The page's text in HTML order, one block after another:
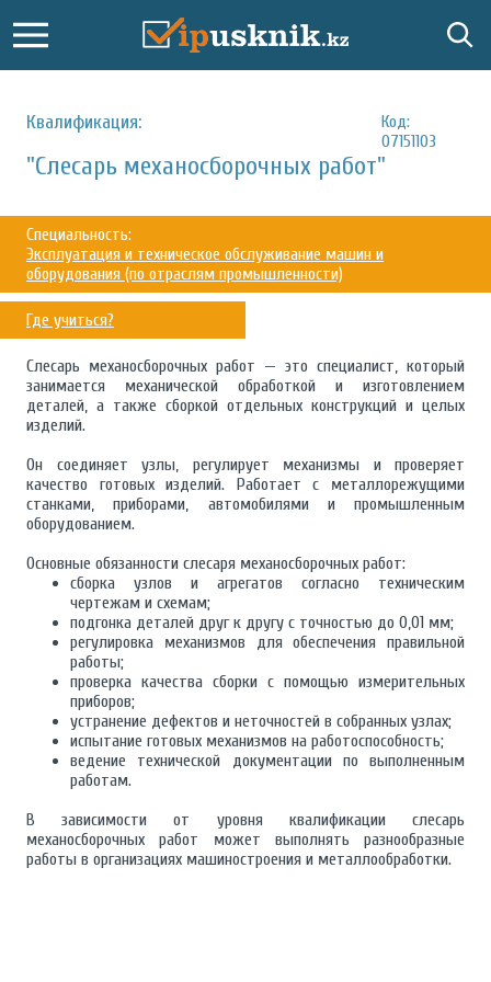
Квалификация:
Код:
07151103
"Слесарь механосборочных работ"
Специальность:
Эксплуатация и техническое обслуживание машин и
оборудования (по отраслям промышленности)
Где учиться?
Слесарь механосборочных работ — это специалист, который
занимается механической обработкой и изготовлением
деталей, а также сборкой отдельных конструкций и целых
изделий.
Он соединяет узлы, регулирует механизмы и проверяет
качество готовых изделий. Работает с металлорежущими
станками, приборами, автомобилями и промышленным
оборудованием.
Основные обязанности слесаря механосборочных работ:
сборка узлов и агрегатов согласно техническим
чертежам и схемам;
подгонка деталей друг к другу с точностью до 0,01 мм;
регулировка механизмов для обеспечения правильной
работы;
проверка качества сборки с помощью измерительных
приборов;
устранение дефектов и неточностей в собранных узлах;
испытание готовых механизмов на работоспособность;
ведение технической документации по выполненным
работам.
В зависимости от уровня квалификации слесарь
механосборочных работ может выполнять разнообразные
работы в организациях машиностроения и металлообработки.